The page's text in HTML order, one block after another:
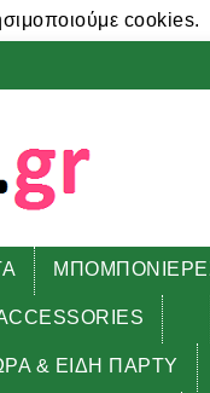
cookies.
& ΕΙΔΗ ΠΑΡΤΥ